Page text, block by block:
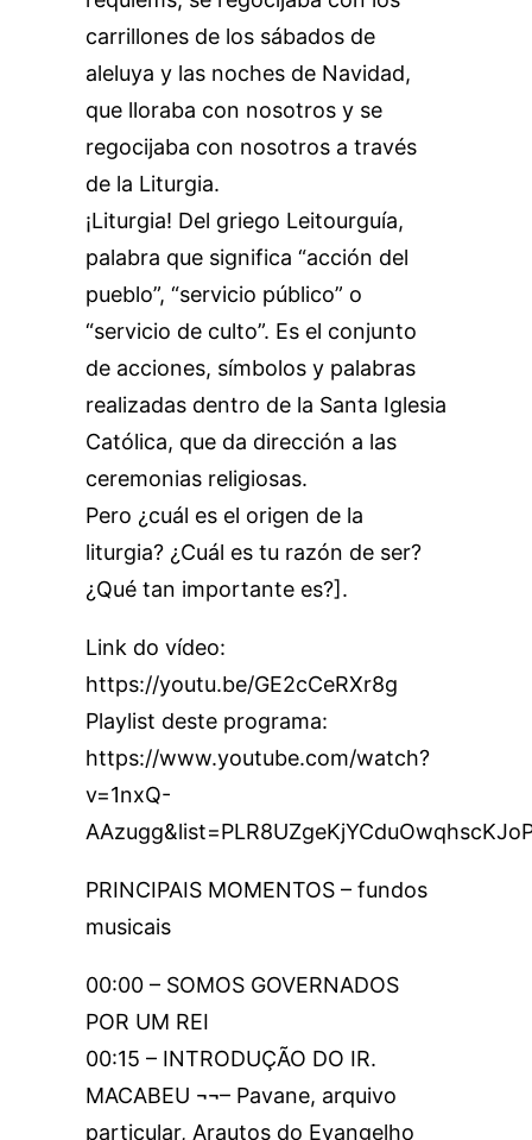
carrillones de los sábados de
aleluya y las noches de Navidad,
que lloraba con nosotros y se
regocijaba con nosotros a través
de la Liturgia.
¡Liturgia! Del griego Leitourguía,
palabra que significa “acción del
pueblo”, “servicio público” o
“servicio de culto”. Es el conjunto
de acciones, símbolos y palabras
realizadas dentro de la Santa Iglesia
Católica, que da dirección a las
ceremonias religiosas.
Pero ¿cuál es el origen de la
liturgia? ¿Cuál es tu razón de ser?
¿Qué tan importante es?].
Link do vídeo:
https://youtu.be/GE2cCeRXr8g
Playlist deste programa:
https://www.youtube.com/watch?
v=1nxQ-
PRINCIPAIS MOMENTOS – fundos
musicais
00:00 – SOMOS GOVERNADOS
POR UM REI
00:15 – INTRODUÇÃO DO IR.
MACABEU ¬¬– Pavane, arquivo
particular, Arautos do Evangelho